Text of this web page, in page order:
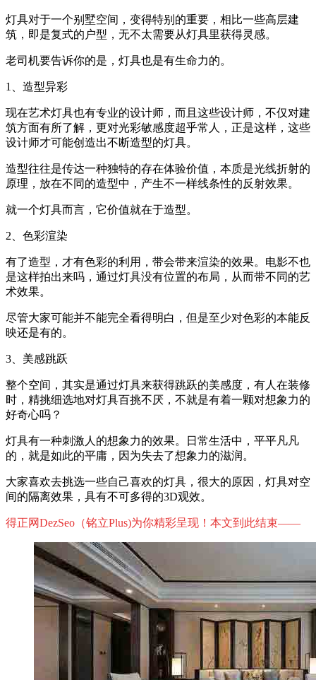
灯具对于一个别墅空间，变得特别的重要，相比一些高层建
筑，即是复式的户型，无不太需要从灯具里获得灵感。
老司机要告诉你的是，灯具也是有生命力的。
1、造型异彩
现在艺术灯具也有专业的设计师，而且这些设计师，不仅对建
筑方面有所了解，更对光彩敏感度超乎常人，正是这样，这些
设计师才可能创造出不断造型的灯具。
造型往往是传达一种独特的存在体验价值，本质是光线折射的
原理，放在不同的造型中，产生不一样线条性的反射效果。
就一个灯具而言，它价值就在于造型。
2、色彩渲染
有了造型，才有色彩的利用，带会带来渲染的效果。电影不也
是这样拍出来吗，通过灯具没有位置的布局，从而带不同的艺
术效果。
尽管大家可能并不能完全看得明白，但是至少对色彩的本能反
映还是有的。
3、美感跳跃
整个空间，其实是通过灯具来获得跳跃的美感度，有人在装修
时，精挑细选地对灯具百挑不厌，不就是有着一颗对想象力的
好奇心吗？
灯具有一种刺激人的想象力的效果。日常生活中，平平凡凡
的，就是如此的平庸，因为失去了想象力的滋润。
大家喜欢去挑选一些自己喜欢的灯具，很大的原因，灯具对空
间的隔离效果，具有不可多得的3D观效。
得正网DezSeo（铭立Plus)为你精彩呈现！本文到此结束——